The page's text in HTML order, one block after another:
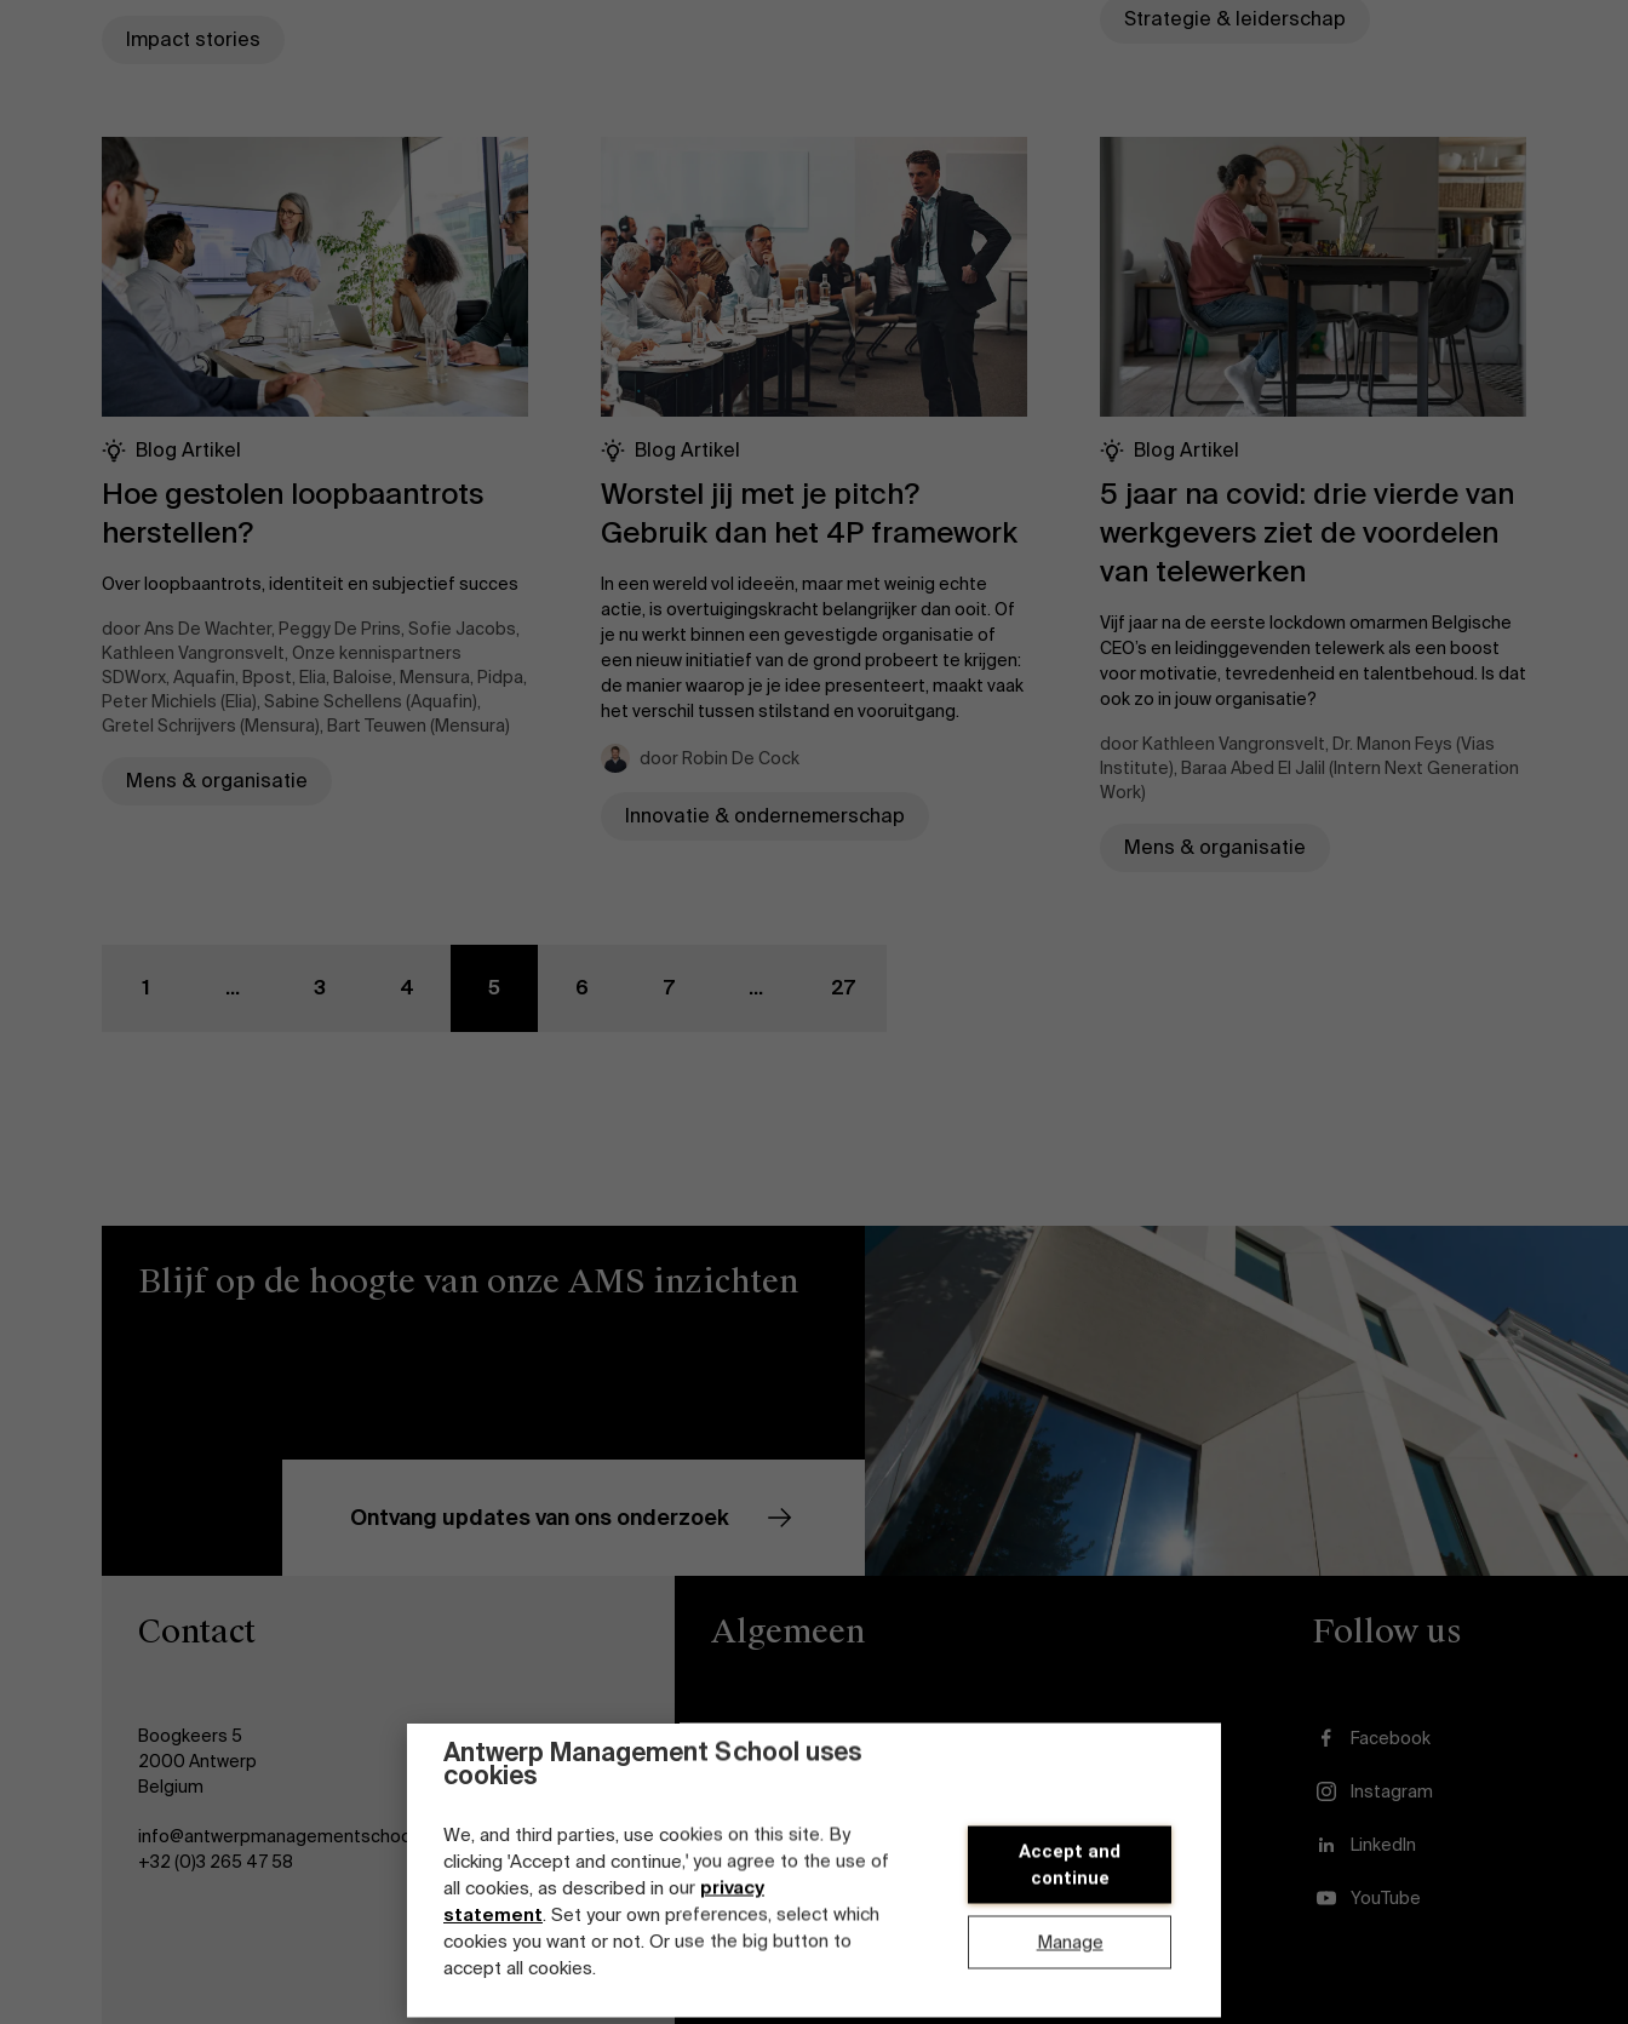
Antwerp Management School uses
cookies
We, and third parties, use cookies on this site. By
clicking 'Accept and continue,' you agree to the use of
all cookies, as described in our privacy
statement. Set your own preferences, select which
cookies you want or not. Or use the big button to
accept all cookies.
Accept and
continue
Manage
Evenementen
Werken bij AMS
AMS team
Impact stories
Strategie & leiderschap
Blog Artikel
Hoe gestolen loopbaantrots
herstellen?
Over loopbaantrots, identiteit en subjectief succes
door Ans De Wachter, Peggy De Prins, Sofie Jacobs,
Kathleen Vangronsvelt, Onze kennispartners
SDWorx, Aquafin, Bpost, Elia, Baloise, Mensura, Pidpa,
Peter Michiels (Elia), Sabine Schellens (Aquafin),
Gretel Schrijvers (Mensura), Bart Teuwen (Mensura)
Mens & organisatie
Blog Artikel
Worstel jij met je pitch?
Gebruik dan het 4P framework
In een wereld vol ideeën, maar met weinig echte
actie, is overtuigingskracht belangrijker dan ooit. Of
je nu werkt binnen een gevestigde organisatie of
een nieuw initiatief van de grond probeert te krijgen:
de manier waarop je je idee presenteert, maakt vaak
het verschil tussen stilstand en vooruitgang.
door Robin De Cock
Innovatie & ondernemerschap
Blog Artikel
5 jaar na covid: drie vierde van
werkgevers ziet de voordelen
van telewerken
Vijf jaar na de eerste lockdown omarmen Belgische
CEO’s en leidinggevenden telewerk als een boost
voor motivatie, tevredenheid en talentbehoud. Is dat
ook zo in jouw organisatie?
door Kathleen Vangronsvelt, Dr. Manon Feys (Vias
Institute), Baraa Abed El Jalil (Intern Next Generation
Work)
Mens & organisatie
1 ... 3 4 5 6 7 ... 27
Blijf op de hoogte van onze AMS inzichten
Ontvang updates van ons onderzoek
Contact
Boogkeers 5
2000 Antwerp
Belgium
info@antwerpmanagementschool.be
+32 (0)3 265 47 58
Algemeen
Privacy
Cookieverklaring
Studenten login
Diversiteits- en
Follow us
Facebook
Instagram
LinkedIn
YouTube